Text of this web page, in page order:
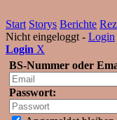
Start Storys Berichte
Nicht eingeloggt - Login
Login X
BS-Nummer oder
Passwort: